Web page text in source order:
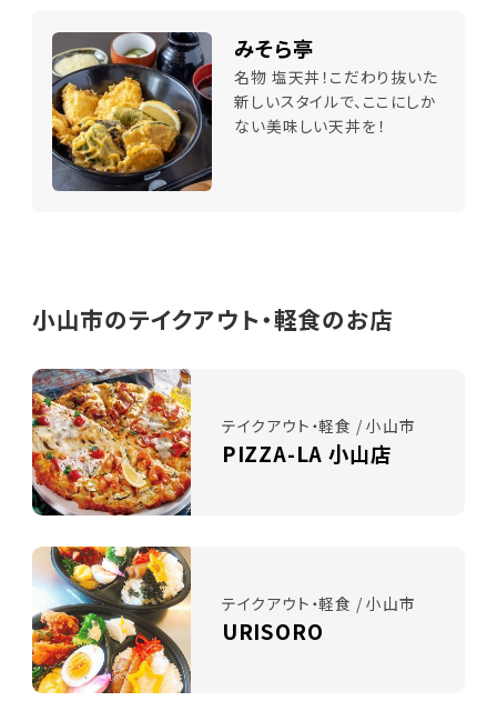
みそら亭
名物 塩天丼！こだわり抜いた
新しいスタイルで、ここにしか
ない美味しい天丼を！
小山市のテイクアウト・軽食のお店
テイクアウト・軽食 / 小山市
PIZZA-LA 小山店
テイクアウト・軽食 / 小山市
URISORO